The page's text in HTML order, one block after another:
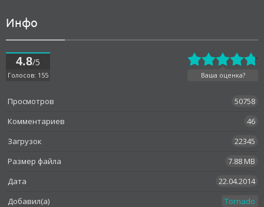
Инфо
4.8/5
Голосов: 155 Ваша оценка?
Просмотров
50758
Комментариев
46
Загрузок
22345
Размер файла
7.88 MB
Дата
22.04.2014
Добавил(а)
Tornado